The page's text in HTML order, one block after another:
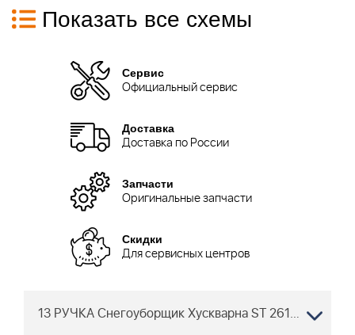
Показать все схемы
Сервис
Официальный сервис
Доставка
Доставка по России
Запчасти
Оригинальные запчасти
Скидки
Для сервисных центров
13 РУЧКА Снегоуборщик Хускварна ST 261E 96191003001 2009-08